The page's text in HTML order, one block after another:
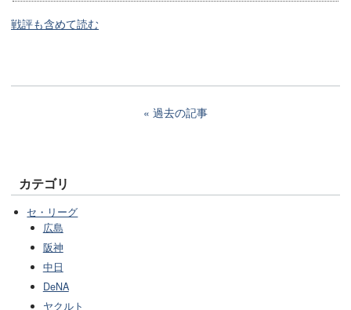
戦評も含めて読む
過去の記事
カテゴリ
セ・リーグ
広島
阪神
中日
DeNA
ヤクルト